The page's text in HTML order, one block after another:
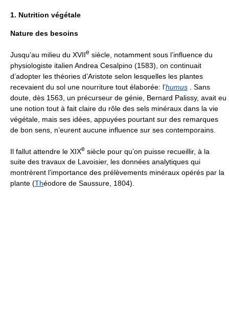
1. Nutrition végétale
Nature des besoins
Jusqu’au milieu du XVIIe siècle, notamment sous l’influence du
physiologiste italien Andrea Cesalpino (1583), on continuait
d’adopter les théories d’Aristote selon lesquelles les plantes
recevaient du sol une nourriture tout élaborée: l’humus . Sans
doute, dès 1563, un précurseur de génie, Bernard Palissy, avait eu
une notion tout à fait claire du rôle des sels minéraux dans la vie
végétale, mais ses idées, appuyées pourtant sur des remarques
de bon sens, n’eurent aucune influence sur ses contemporains.
Il fallut attendre le XIXe siècle pour qu’on puisse recueillir, à la
suite des travaux de Lavoisier, les données analytiques qui
montrèrent l’importance des prélèvements minéraux opérés par la
plante (Théodore de Saussure, 1804).